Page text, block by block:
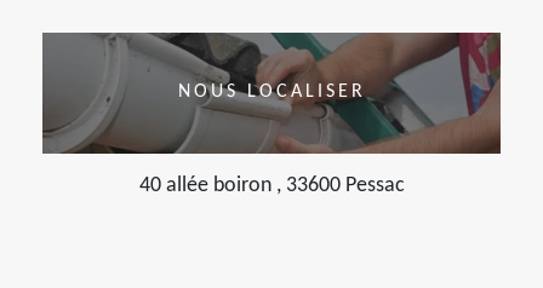
NOUS LOCALISER
40 allée boiron , 33600 Pessac